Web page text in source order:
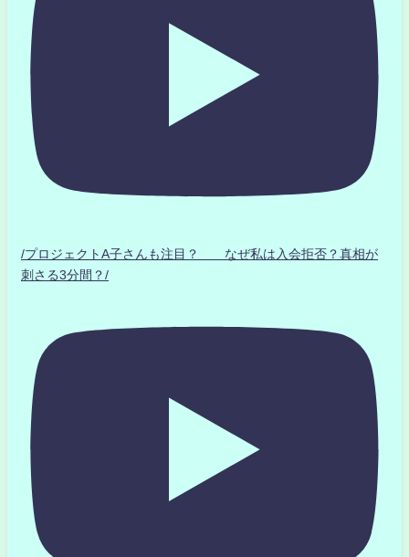
/プロジェクトA子さんも注目？ なぜ私は入会拒否？真相が
刺さる3分間？/